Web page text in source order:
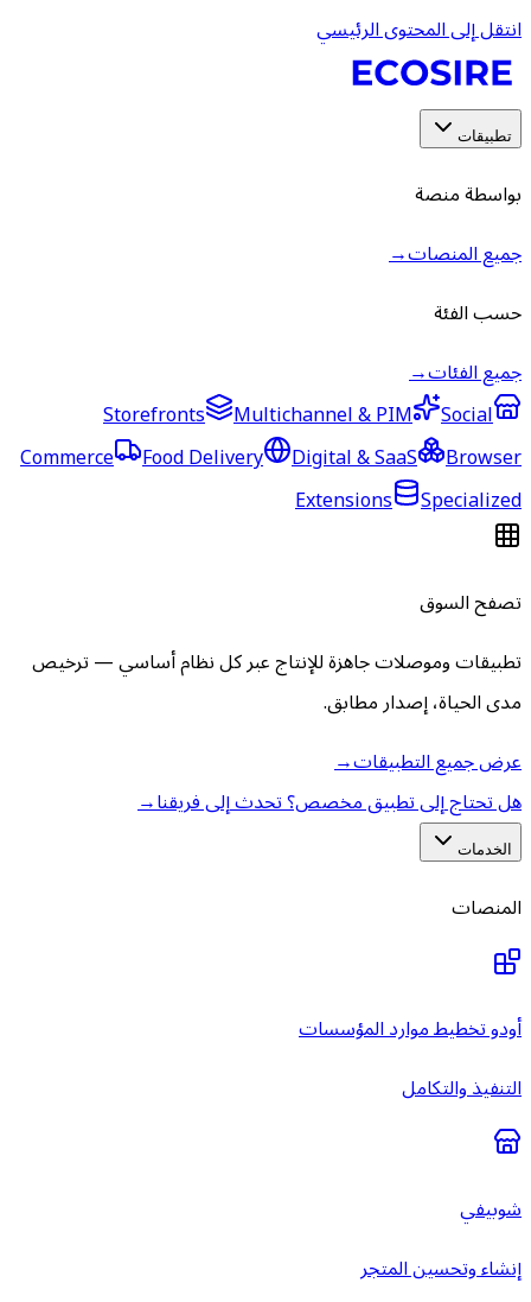
انتقل إلى المحتوى الرئيسي
تطبيقات
بواسطة منصة
جميع المنصات→
حسب الفئة
جميع الفئات→
Storefronts
Multichannel & PIM
Social
Commerce
Food Delivery Digital & SaaS
Browser
Extensions
Specialized
تصفح السوق
تطبيقات وموصلات جاهزة للإنتاج عبر كل نظام أساسي — ترخيص
مدى الحياة، إصدار مطابق.
عرض جميع التطبيقات→
هل تحتاج إلى تطبيق مخصص؟ تحدث إلى فريقنا→
الخدمات
المنصات
أودو تخطيط موارد المؤسسات
التنفيذ والتكامل
شوبيفي
إنشاء وتحسين المتجر